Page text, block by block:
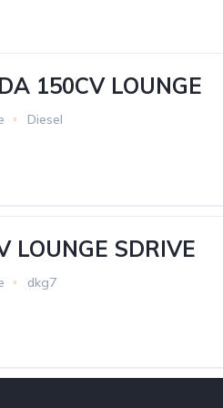
150CV LOUNGE
Diesel
LOUNGE SDRIVE
dkg7